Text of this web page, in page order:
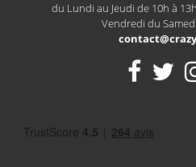
du Lundi au Jeudi de 10h à
Vendredi du